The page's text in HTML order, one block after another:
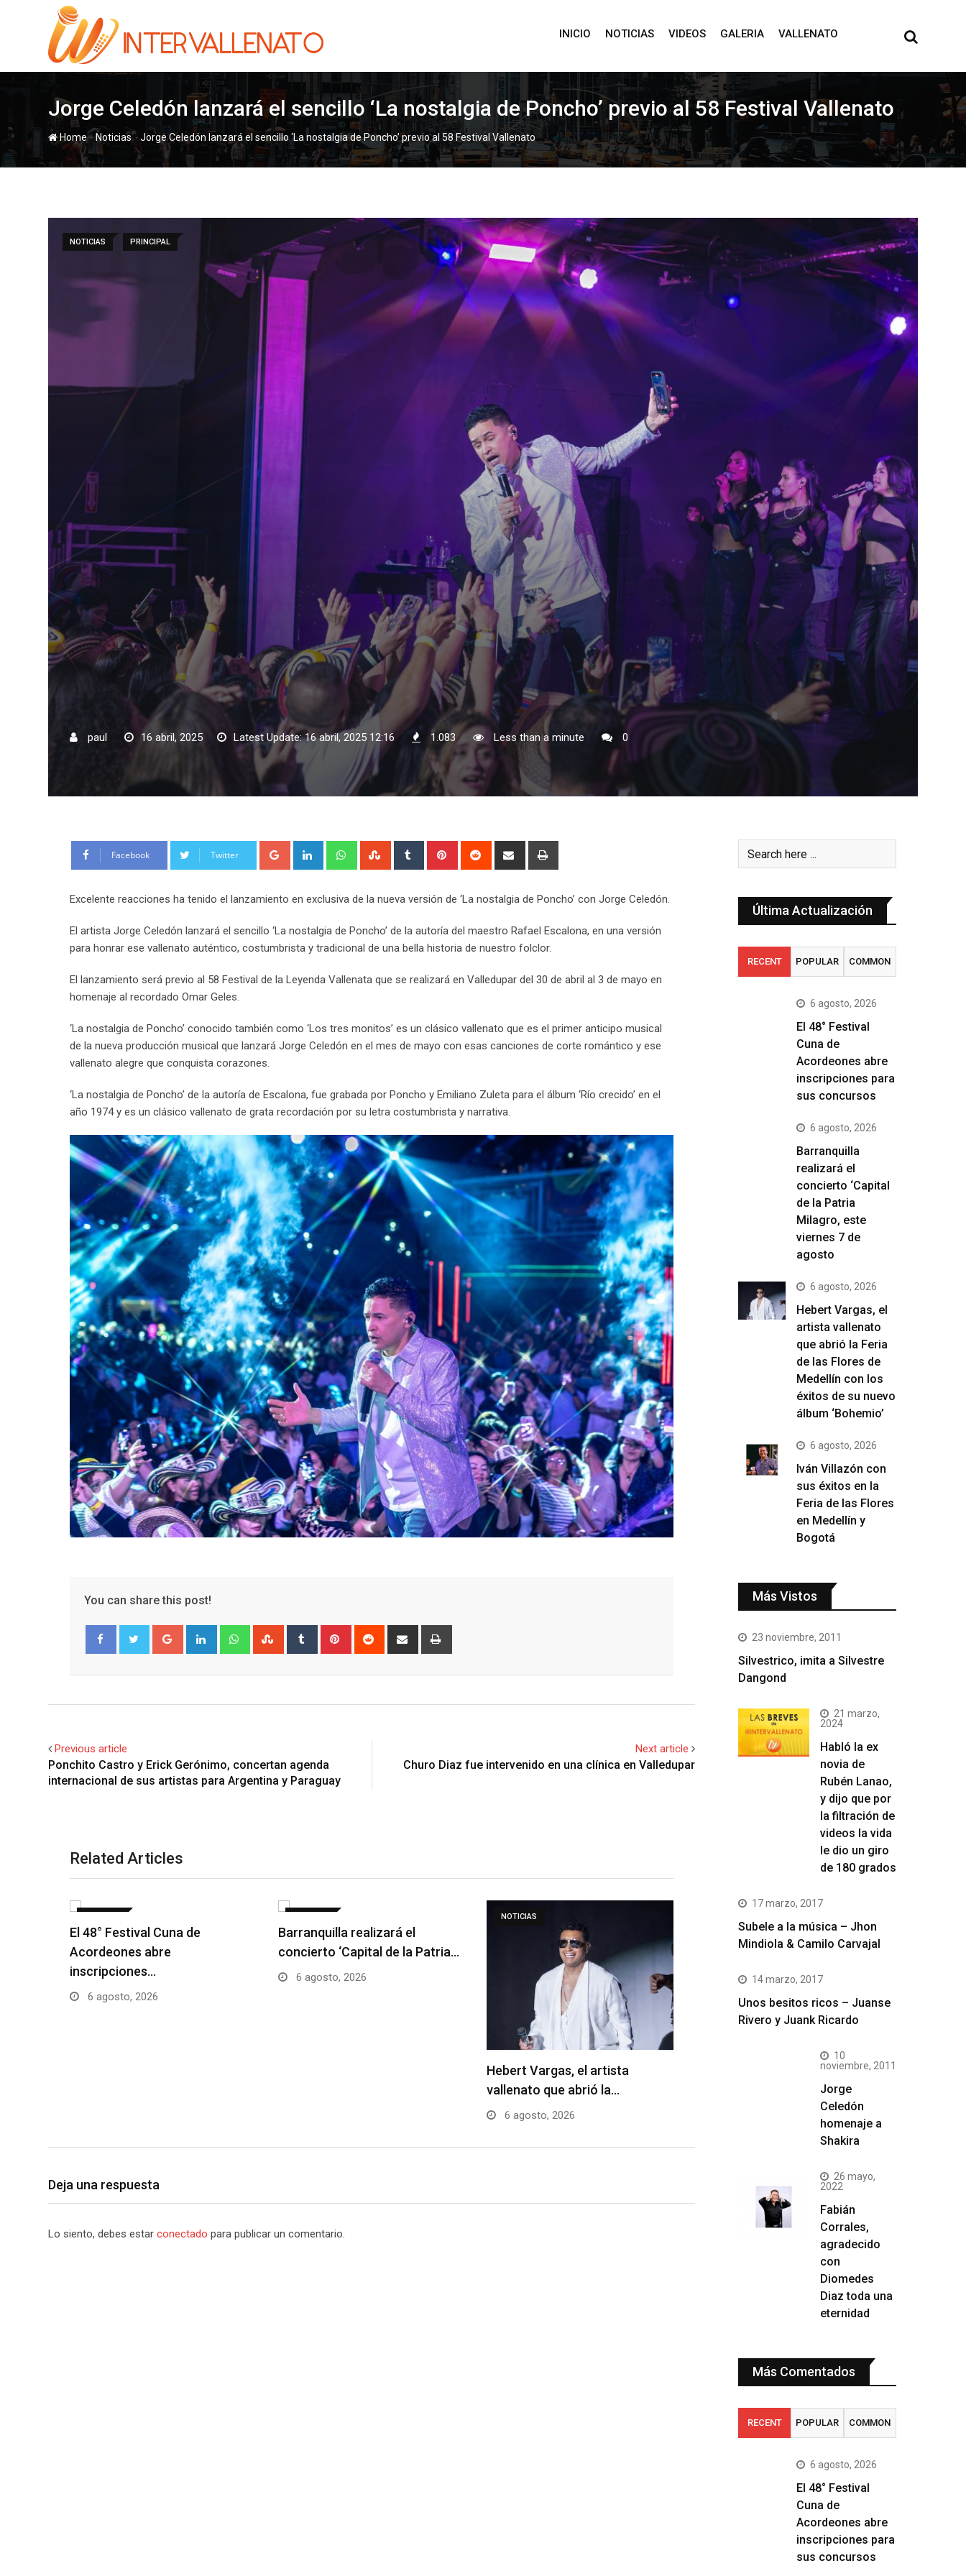
INICIO NOTICIAS VIDEOS GALERIA VALLENATO
Jorge Celedón lanzará el sencillo ‘La nostalgia de Poncho’ previo al 58 Festival Vallenato
Home-Noticias-Jorge Celedón lanzará el sencillo ‘La nostalgia de Poncho’ previo al 58 Festival Vallenato
NOTICIAS PRINCIPAL
paul 16 abril, 2025 Latest Update: 16 abril, 2025 12:16 1.083 Less than a minute 0
Facebook Twitter Google+ LinkedIn WhatsappStumbleUpon
Tumblr Pinterest Reddit
Share
Excelente reacciones ha tenido el lanzamiento en exclusiva de la nueva versión de ‘La nostalgia de Poncho’ con Jorge Celedón.
El artista Jorge Celedón lanzará el sencillo ‘La nostalgia de Poncho’ de la autoría del maestro Rafael Escalona, en una versión
para honrar ese vallenato auténtico, costumbrista y tradicional de una bella historia de nuestro folclor.
El lanzamiento será previo al 58 Festival de la Leyenda Vallenata que se realizará en Valledupar del 30 de abril al 3 de mayo en
homenaje al recordado Omar Geles.
‘La nostalgia de Poncho’ conocido también como ‘Los tres monitos’ es un clásico vallenato que es el primer anticipo musical
de la nueva producción musical que lanzará Jorge Celedón en el mes de mayo con esas canciones de corte romántico y ese
vallenato alegre que conquista corazones.
‘La nostalgia de Poncho’ de la autoría de Escalona, fue grabada por Poncho y Emiliano Zuleta para el álbum ‘Río crecido’ en el
año 1974 y es un clásico vallenato de grata recordación por su letra costumbrista y narrativa.
You can share this post!
Google+ LinkedIn WhatsappStumbleUpon
Tumblr Pinterest Reddit
Share
Previous article
Ponchito Castro y Erick Gerónimo, concertan agenda
internacional de sus artistas para Argentina y Paraguay
Next article
Churo Diaz fue intervenido en una clínica en Valledupar
Related Articles
El 48° Festival Cuna de
Acordeones abre
inscripciones…
6 agosto, 2026
Barranquilla realizará el
concierto ‘Capital de la Patria…
6 agosto, 2026
NOTICIAS
Hebert Vargas, el artista
vallenato que abrió la…
6 agosto, 2026
Deja una respuesta
Lo siento, debes estar conectado para publicar un comentario.
Última Actualización
RECENT POPULAR COMMON
6 agosto, 2026
El 48° Festival
Cuna de
Acordeones abre
inscripciones para
sus concursos
6 agosto, 2026
Barranquilla
realizará el
concierto ‘Capital
de la Patria
Milagro, este
viernes 7 de
agosto
6 agosto, 2026
Hebert Vargas, el
artista vallenato
que abrió la Feria
de las Flores de
Medellín con los
éxitos de su nuevo
álbum ‘Bohemio’
6 agosto, 2026
Iván Villazón con
sus éxitos en la
Feria de las Flores
en Medellín y
Bogotá
Más Vistos
23 noviembre, 2011
Silvestrico, imita a Silvestre
Dangond
21 marzo,
2024
Habló la ex
novia de
Rubén Lanao,
y dijo que por
la filtración de
videos la vida
le dio un giro
de 180 grados
17 marzo, 2017
Subele a la música – Jhon
Mindiola & Camilo Carvajal
14 marzo, 2017
Unos besitos ricos – Juanse
Rivero y Juank Ricardo
10
noviembre, 2011
Jorge
Celedón
homenaje a
Shakira
26 mayo,
2022
Fabián
Corrales,
agradecido
con
Diomedes
Diaz toda una
eternidad
Más Comentados
RECENT POPULAR COMMON
6 agosto, 2026
El 48° Festival
Cuna de
Acordeones abre
inscripciones para
sus concursos